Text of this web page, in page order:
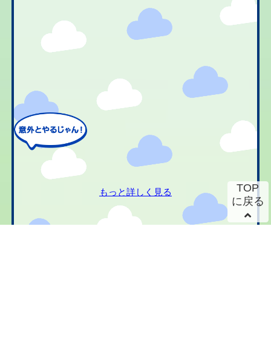
もっと詳しく見る
TOP
に戻る